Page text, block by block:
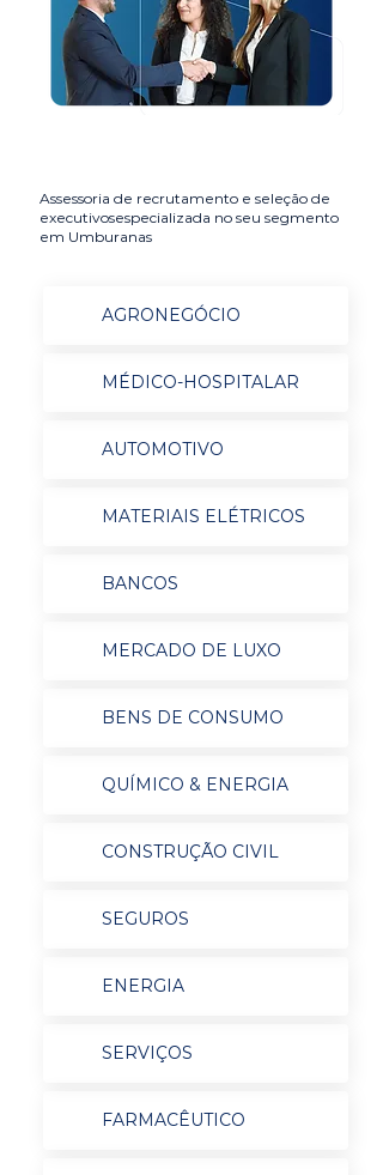
Assessoria de recrutamento e seleção de
executivosespecializada no seu segmento
em Umburanas
AGRONEGÓCIO
MÉDICO-HOSPITALAR
AUTOMOTIVO
MATERIAIS ELÉTRICOS
BANCOS
MERCADO DE LUXO
BENS DE CONSUMO
QUÍMICO & ENERGIA
CONSTRUÇÃO CIVIL
SEGUROS
ENERGIA
SERVIÇOS
FARMACÊUTICO